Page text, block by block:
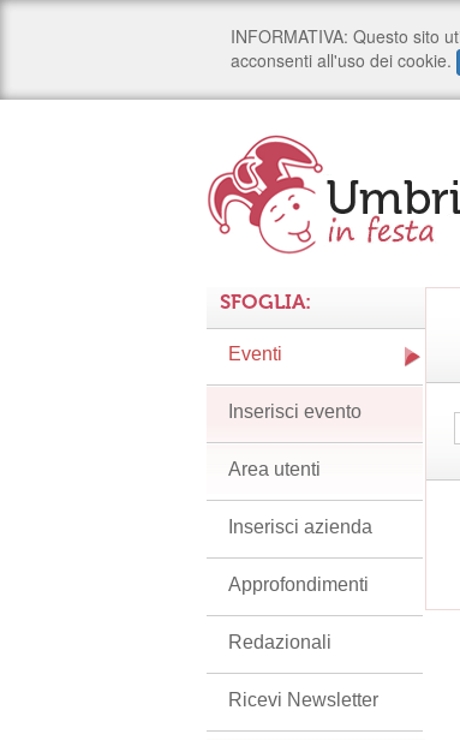
SFOGLIA:
Eventi
Inserisci evento
Area utenti
Inserisci azienda
Approfondimenti
Redazionali
Ricevi Newsletter